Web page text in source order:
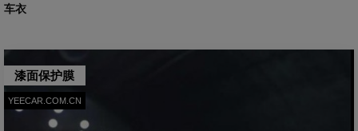
车衣
漆面保护膜
YEECAR.COM.CN